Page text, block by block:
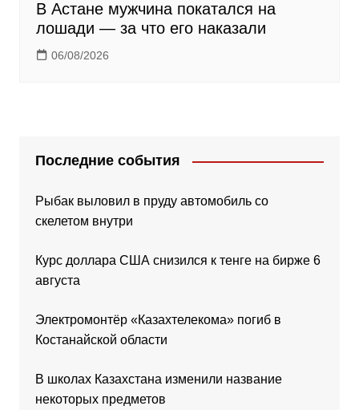
В Астане мужчина покатался на
лошади — за что его наказали
06/08/2026
Последние события
Рыбак выловил в пруду автомобиль со
скелетом внутри
Курс доллара США снизился к тенге на бирже 6
августа
Электромонтёр «Казахтелекома» погиб в
Костанайской области
В школах Казахстана изменили название
некоторых предметов